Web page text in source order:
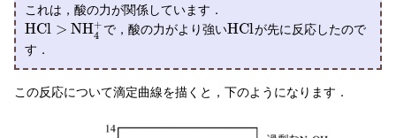
これは，酸の力が関係しています．
HCl > NH+
4 で，酸の力がより強いHClが先に反応したので
す．
この反応について滴定曲線を描くと，下のようになります．